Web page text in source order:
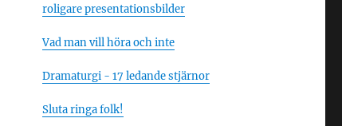
roligare presentationsbilder
Vad man vill höra och inte
Dramaturgi - 17 ledande stjärnor
Sluta ringa folk!